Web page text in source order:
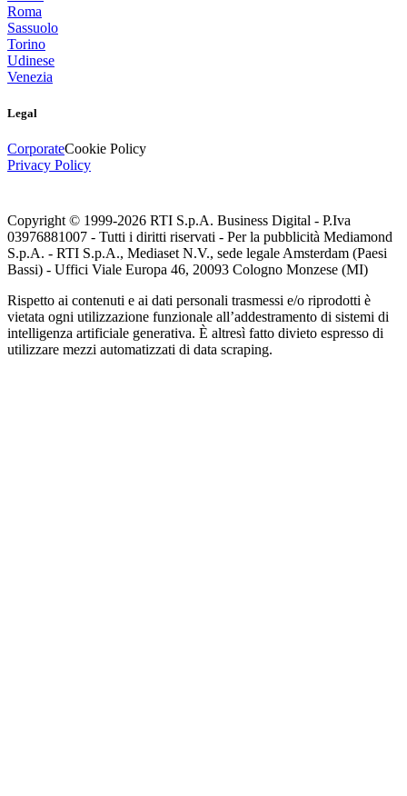
Roma
Sassuolo
Torino
Udinese
Venezia
Legal
CorporateCookie Policy
Privacy Policy
Copyright © 1999-2026 RTI S.p.A. Business Digital - P.Iva
03976881007 - Tutti i diritti riservati - Per la pubblicità Mediamond
S.p.A. - RTI S.p.A., Mediaset N.V., sede legale Amsterdam (Paesi
Bassi) - Uffici Viale Europa 46, 20093 Cologno Monzese (MI)
Rispetto ai contenuti e ai dati personali trasmessi e/o riprodotti è
vietata ogni utilizzazione funzionale all’addestramento di sistemi di
intelligenza artificiale generativa. È altresì fatto divieto espresso di
utilizzare mezzi automatizzati di data scraping.